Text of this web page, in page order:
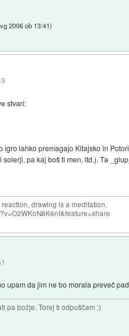
2006 ob 13:41)
stvari:
igro lahko premagajo Kitajsko in
pa kaj boš ti men, itd.). Ta
drawing is a meditation.
upam da jim ne bo morala preveč
pa božje. Torej ti odpuščam ;)